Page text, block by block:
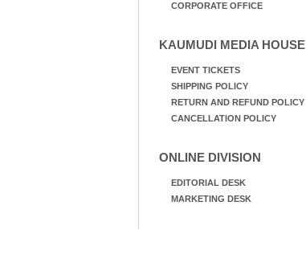
CORPORATE OFFICE
KAUMUDI MEDIA HOUSE
EVENT TICKETS
SHIPPING POLICY
RETURN AND REFUND POLICY
CANCELLATION POLICY
ONLINE DIVISION
EDITORIAL DESK
MARKETING DESK